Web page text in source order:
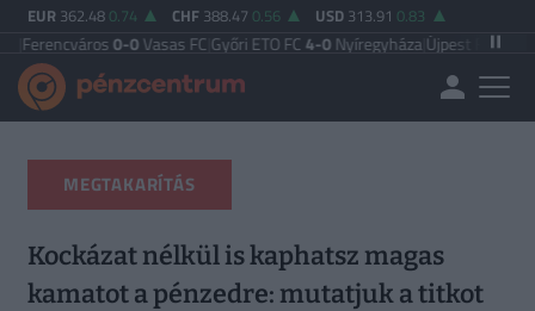
EUR 362.48 0.74 CHF 388.47 0.56 USD 313.91 0.83
0-0Vasas FC|Győri ETO FC4-0 Nyíregyháza|Újpest FC4-2Debreceni
MEGTAKARÍTÁS
Kockázat nélkül is kaphatsz magas
kamatot a pénzedre: mutatjuk a titkot